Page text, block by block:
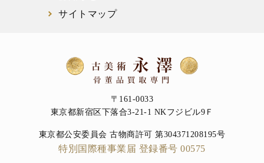
サイトマップ
〒161-0033
東京都新宿区下落合3-21-1 NKフジビル9Ｆ
東京都公安委員会 古物商許可 第304371208195号
特別国際種事業届 登録番号 00575